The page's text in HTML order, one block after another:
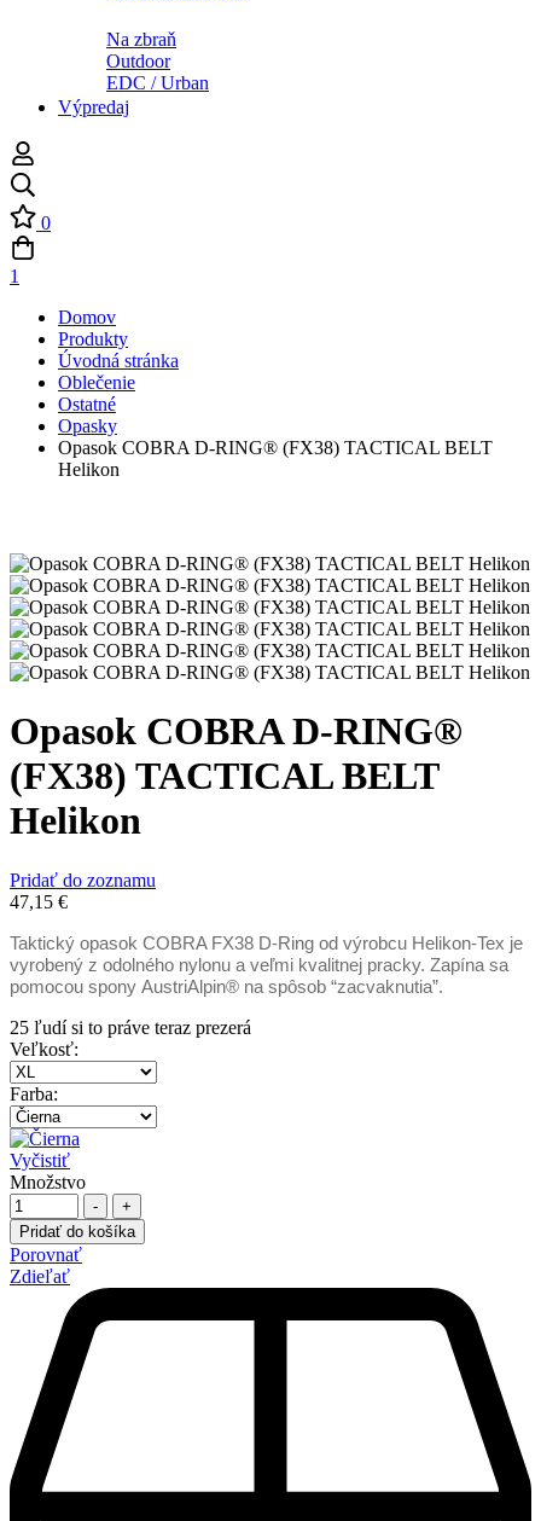
Na zbraň
Outdoor
EDC / Urban
Výpredaj
0
1
Domov
Produkty
Úvodná stránka
Oblečenie
Ostatné
Opasky
Opasok COBRA D-RING® (FX38) TACTICAL BELT
Helikon
Opasok COBRA D-RING®
(FX38) TACTICAL BELT
Helikon
Pridať do zoznamu
47,15 €
Taktický opasok COBRA FX38 D-Ring od výrobcu Helikon-Tex je
vyrobený z odolného nylonu a veľmi kvalitnej pracky. Zapína sa
pomocou spony AustriAlpin® na spôsob “zacvaknutia”.
25 ľudí si to práve teraz prezerá
Veľkosť:
Farba:
Vyčistiť
Množstvo
-
+
Pridať do košíka
Porovnať
Zdieľať